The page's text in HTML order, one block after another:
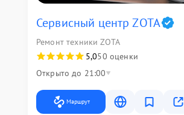
Сервисный центр ZOTA
Ремонт техники ZOTA
5,050 оценки
Открыто до 21:00
Маршрут